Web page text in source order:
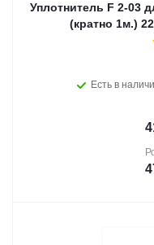
Уплотнитель F 2-03
(кратно 1м.)
Есть в